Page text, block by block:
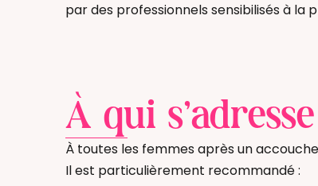
par des professionnels sensibilisés à la
À qui
À toutes les femmes après un
Il est particulièrement recommandé :